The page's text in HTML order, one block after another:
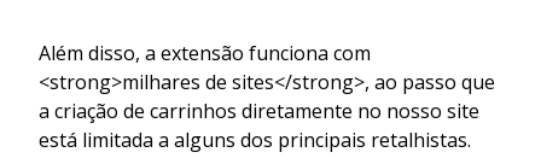
Além disso, a extensão funciona com
<strong>milhares de sites</strong>, ao passo que
a criação de carrinhos diretamente no nosso site
está limitada a alguns dos principais retalhistas.